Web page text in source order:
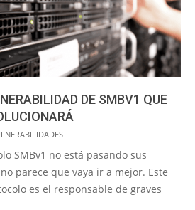
DE SMBV1 QUE
SMBv1 no está pasando sus
parece que vaya ir a mejor. Este
es el responsable de graves